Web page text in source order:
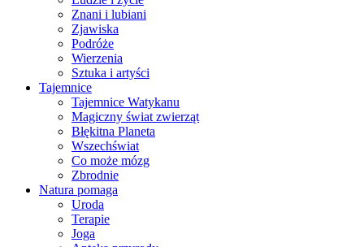
Znani i lubiani
Zjawiska
Podróże
Wierzenia
Sztuka i artyści
Tajemnice
Tajemnice Watykanu
Magiczny świat zwierząt
Błękitna Planeta
Wszechświat
Co może mózg
Zbrodnie
Natura pomaga
Uroda
Terapie
Joga